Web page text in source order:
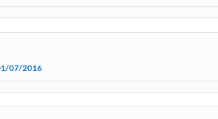
07/2016